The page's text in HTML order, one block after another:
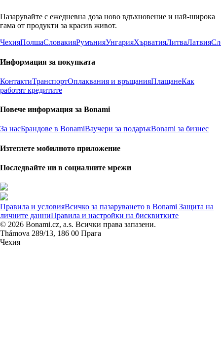
Пазарувайте с ежедневна доза ново вдъхновение и най-широка
гама от продукти за красив живот.
ЧехияПолшаСловакияРумънияУнгарияХърватияЛитваЛатвия
Информация за покупката
КонтактиТранспортОплаквания и връщанияПлащанеКак
работят кредитите
Повече информация за Bonami
За насБрандове в BonamiВаучери за подаръкBonami за бизнес
Изтеглете мобилното приложение
Последвайте ни в социалните мрежи
Правила и условияВсичко за пазаруването в Bonami Защита на
личните данниПравила и настройки на бисквитките
© 2026 Bonami.cz, a.s. Всички права запазени.
Thámova 289/13, 186 00 Прага
Чехия